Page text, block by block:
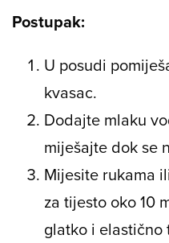
Postupak:
U posudi
kvasac.
Dodajte mlaku
miješajte dok se
Mijesite rukama
za tijesto oko 10
glatko i elastično